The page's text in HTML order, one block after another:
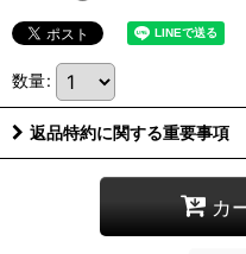
数量:
返品特約に関する重要事項
カ